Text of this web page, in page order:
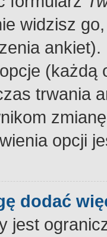
widzisz
trwania
opcji
dodać
jest